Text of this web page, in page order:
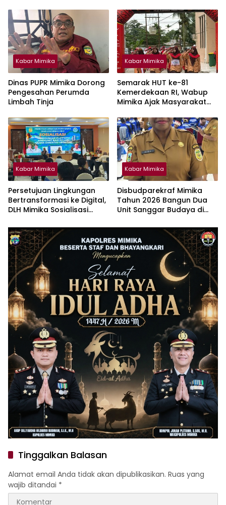
Biosolar
Kabar Mimika
Dinas PUPR Mimika Dorong
Pengesahan Perumda
Limbah Tinja
Kabar Mimika
Semarak HUT ke-81
Kemerdekaan RI, Wabup
Mimika Ajak Masyarakat
Keberagaman
Kabar Mimika
Persetujuan Lingkungan
Bertransformasi ke Digital,
DLH Mimika Sosialisasi
Amdalnet Bagi Pelaku
Usaha
Kabar Mimika
Disbudparekraf Mimika
Tahun 2026 Bangun Dua
Unit Sanggar Budaya di
Tinggalkan Balasan
Alamat email Anda tidak akan dipublikasikan. Ruas yang
wajib ditandai *